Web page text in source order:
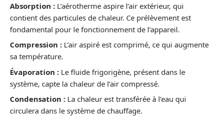
Absorption : L’aérotherme aspire l’air extérieur, qui
contient des particules de chaleur. Ce prélèvement est
fondamental pour le fonctionnement de l’appareil.
Compression : L’air aspiré est comprimé, ce qui augmente
sa température.
Évaporation : Le fluide frigorigène, présent dans le
système, capte la chaleur de l’air compressé.
Condensation : La chaleur est transférée à l’eau qui
circulera dans le système de chauffage.